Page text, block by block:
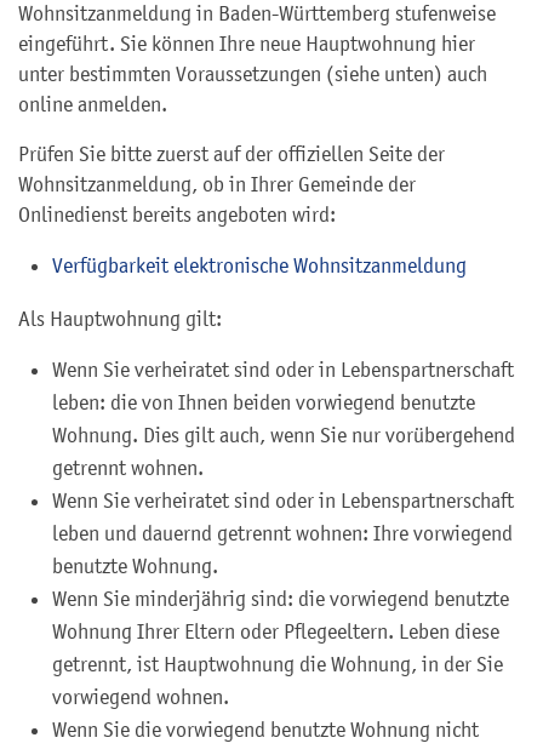
Wohnsitzanmeldung in Baden-Württemberg stufenweise
eingeführt. Sie können Ihre neue Hauptwohnung hier
unter bestimmten Voraussetzungen (siehe unten) auch
online anmelden.
Prüfen Sie bitte zuerst auf der offiziellen Seite der
Wohnsitzanmeldung, ob in Ihrer Gemeinde der
Onlinedienst bereits angeboten wird:
Verfügbarkeit elektronische Wohnsitzanmeldung
Als Hauptwohnung gilt:
Wenn Sie verheiratet sind oder in Lebenspartnerschaft
leben: die von Ihnen beiden vorwiegend benutzte
Wohnung. Dies gilt auch, wenn Sie nur vorübergehend
getrennt wohnen.
Wenn Sie verheiratet sind oder in Lebenspartnerschaft
leben und dauernd getrennt wohnen: Ihre vorwiegend
benutzte Wohnung.
Wenn Sie minderjährig sind: die vorwiegend benutzte
Wohnung Ihrer Eltern oder Pflegeeltern. Leben diese
getrennt, ist Hauptwohnung die Wohnung, in der Sie
vorwiegend wohnen.
Wenn Sie die vorwiegend benutzte Wohnung nicht